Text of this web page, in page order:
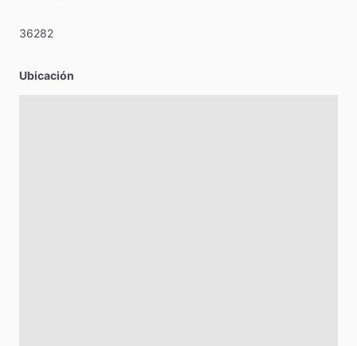
36282
Ubicación